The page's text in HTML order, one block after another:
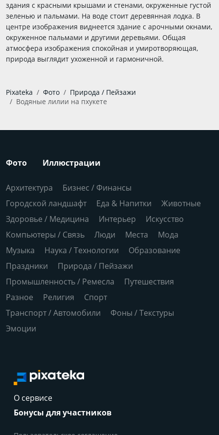
здания с красными крышами и стенами, окруженные густой
зеленью и пальмами. На воде стоит деревянная лодка. В
центре изображения виднеется здание с арочными окнами,
окруженное пальмами и другими деревьями. Общая
атмосфера изображения спокойная и умиротворяющая,
природа выглядит ухоженной и гармоничной.
Pixateka Фото
Природа / Пейзажи
Водяные лилии на пхукете
Фото Иллюстрации
Архитектура
Бизнес / Финансы
Городской ландшафт
Еда & Напитки
Животные
Здоровье / Медицина
Интерьер
Искусство
Компьютеры / Связь
Люди Места
Мода
Музыка
Наука / Технологии
Образование
Праздники
Природа / Пейзажи
Промышленность / Ремесла
Путешествия
Разное
Религия
Спорт
Транспорт / Автомобили
Фоны / Текстуры
Эмоции
О сервисе
Бонусы для участников